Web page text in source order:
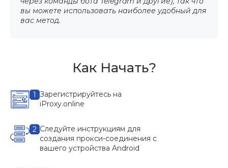
вы можете использовать наиболее удобный для
вас метод.
Как Начать?
1 Зарегистрируйтесь на
iProxy.online
2 Следуйте инструкциям для
создания прокси-соединения с
вашего устройства Android